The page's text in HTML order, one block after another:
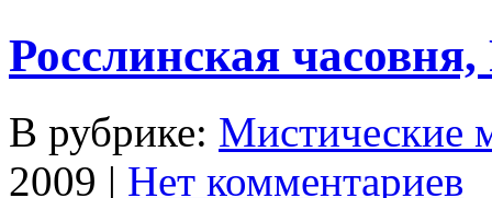
Росслинская
В рубрике: Мистические
2009 | Нет комментариев